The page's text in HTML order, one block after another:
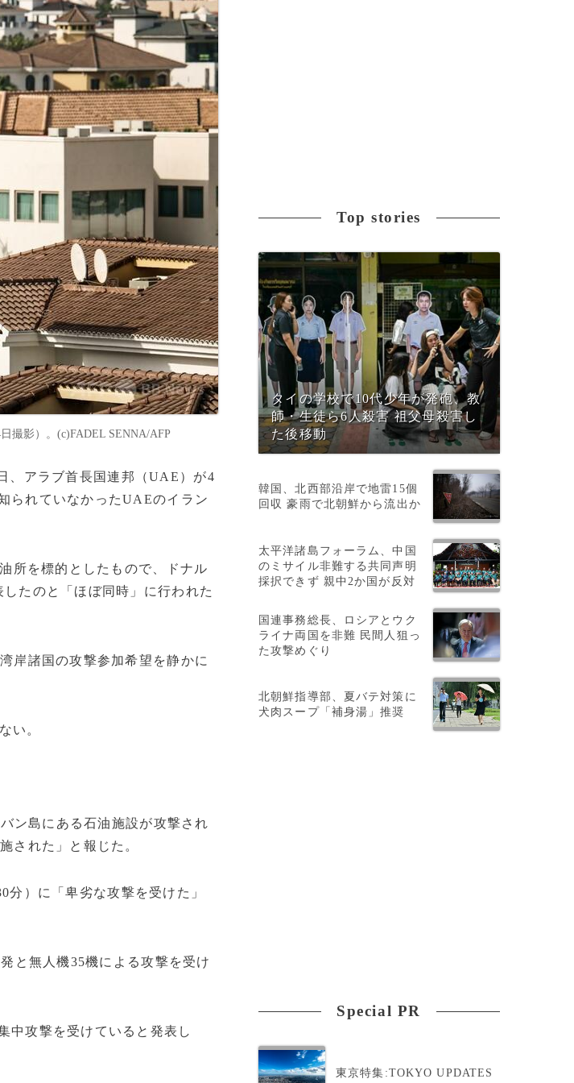
撮影）。(c)FADEL SENNA/AFP
、アラブ首長国連邦（UAE）が4
られていなかったUAEのイラン
所を標的としたもので、ドナル
たのと「ほぼ同時」に行われた
岸諸国の攻撃参加希望を静かに
い。
ン島にある石油施設が攻撃され
された」と報じた。
）に「卑劣な攻撃を受けた」
と無人機35機による攻撃を受け
中攻撃を受けていると発表し
Top stories
タイの学校で10代少年が発砲、教
師・生徒ら6人殺害 祖父母殺害し
た後移動
韓国、北西部沿岸で地雷15個
回収 豪雨で北朝鮮から流出か
太平洋諸島フォーラム、中国
のミサイル非難する共同声明
採択できず 親中2か国が反対
国連事務総長、ロシアとウク
ライナ両国を非難 民間人狙っ
た攻撃めぐり
北朝鮮指導部、夏バテ対策に
犬肉スープ「補身湯」推奨
Special PR
東京特集:TOKYO UPDATES